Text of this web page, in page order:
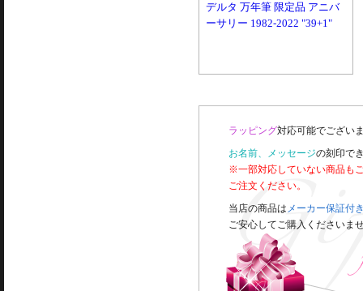
デルタ 万年筆 限定品 アニバ
ーサリー 1982-2022 "39+1"
ラッピング対応可能でござい
お名前、メッセージの刻印で
※一部対応していない商品も
ご注文ください。
当店の商品は メーカー保証付
ご安心してご購入くださいま